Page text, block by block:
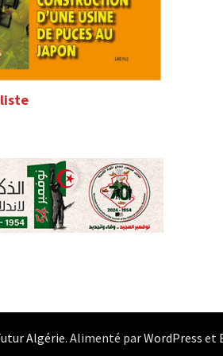
Algérie. Alimenté parWordPress et